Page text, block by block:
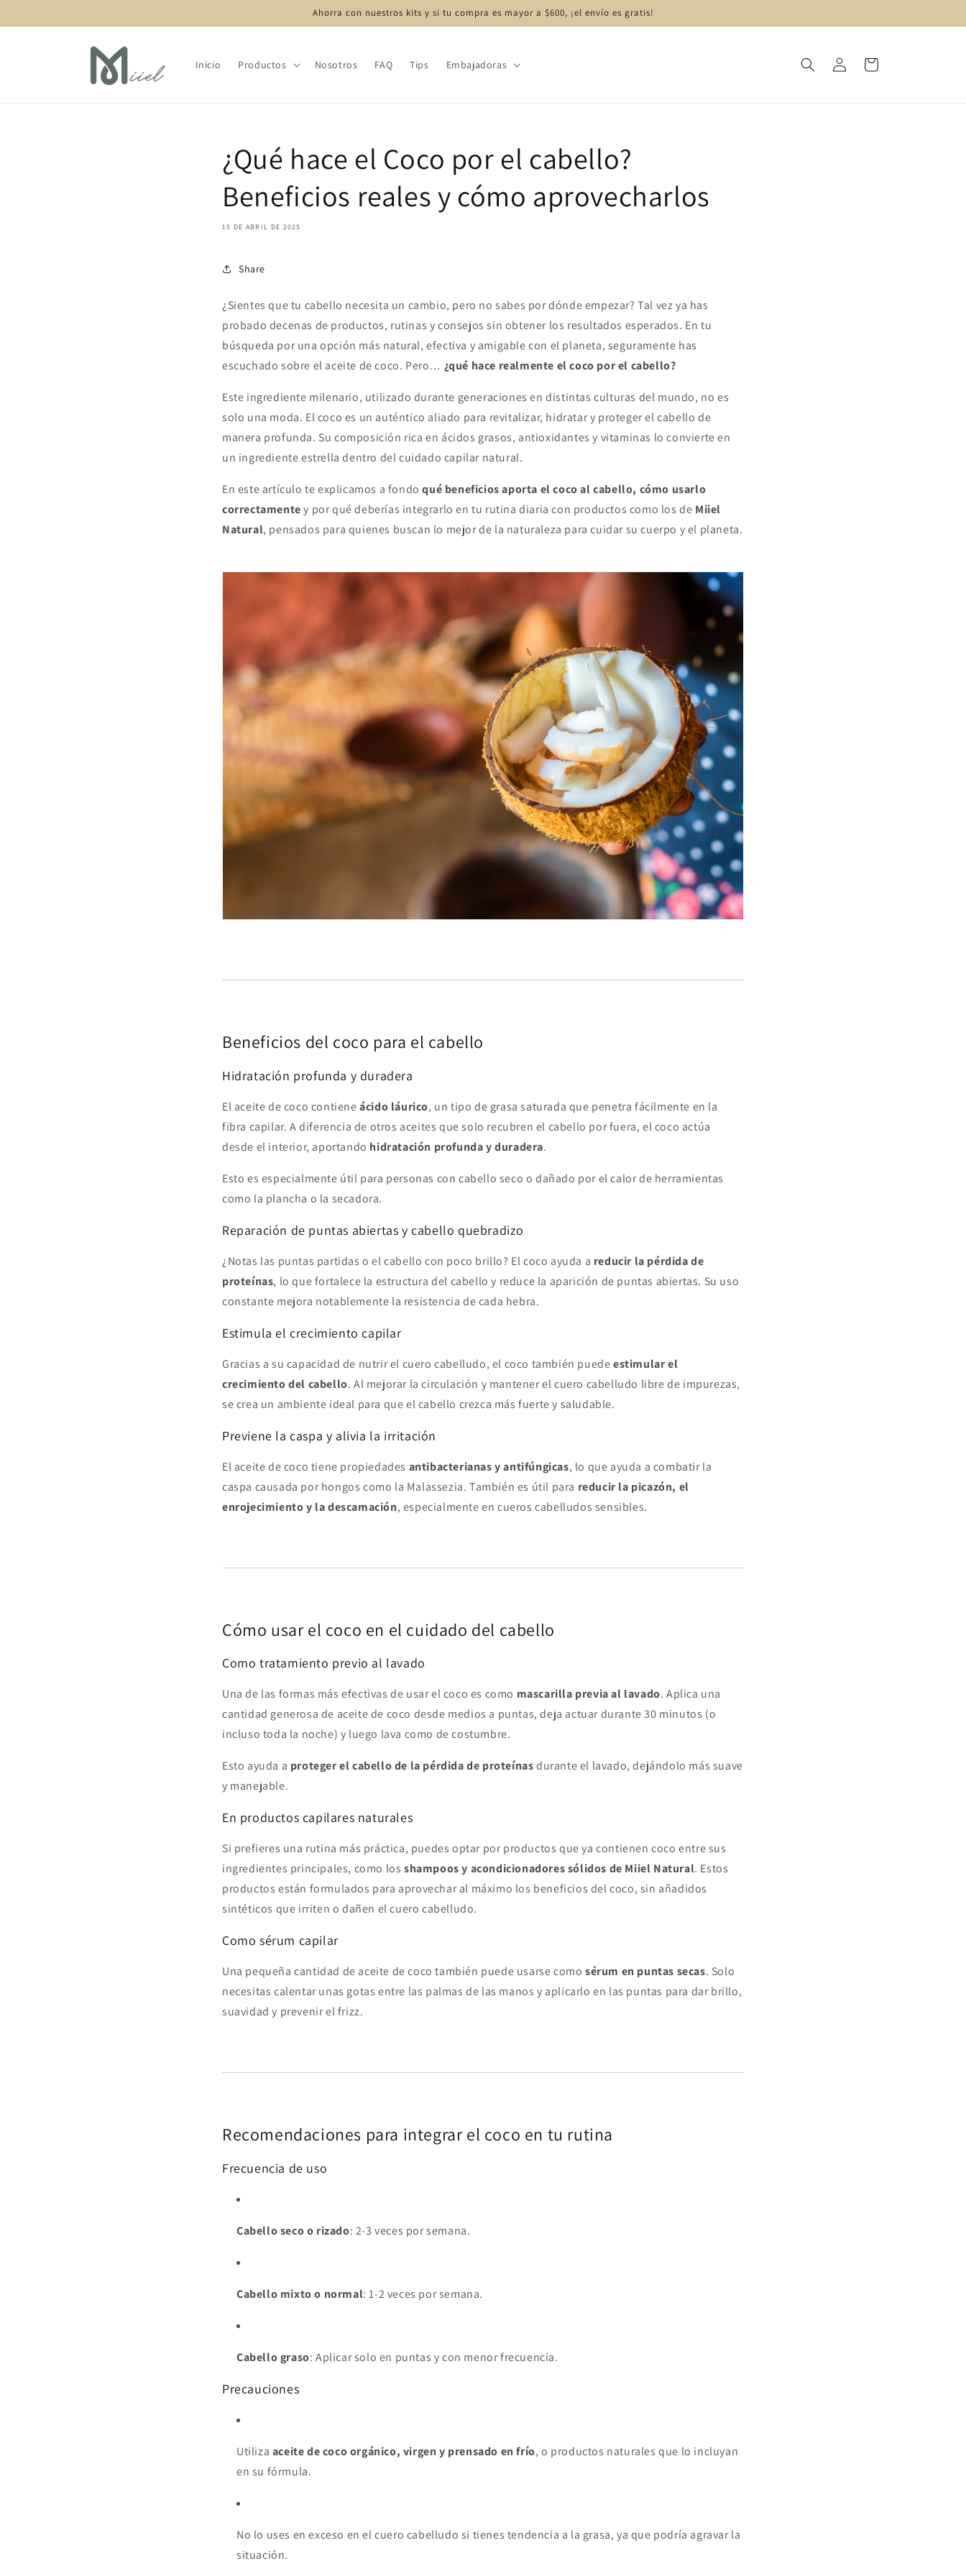
al contenido
Ahorra con nuestros kits y si tu compra es mayor a $600, ¡el envío es gratis!
Inicio Productos Nosotros FAQ Tips Embajadoras
Iniciar
sesión
Carrito
¿Qué hace el Coco por el cabello?
Beneficios reales y cómo aprovecharlos
15 DE ABRIL DE 2025
Share
¿Sientes que tu cabello necesita un cambio, pero no sabes por dónde empezar? Tal vez ya has
probado decenas de productos, rutinas y consejos sin obtener los resultados esperados. En tu
búsqueda por una opción más natural, efectiva y amigable con el planeta, seguramente has
escuchado sobre el aceite de coco. Pero… ¿qué hace realmente el coco por el cabello?
Este ingrediente milenario, utilizado durante generaciones en distintas culturas del mundo, no es
solo una moda. El coco es un auténtico aliado para revitalizar, hidratar y proteger el cabello de
manera profunda. Su composición rica en ácidos grasos, antioxidantes y vitaminas lo convierte en
un ingrediente estrella dentro del cuidado capilar natural.
En este artículo te explicamos a fondoqué beneficios aporta el coco al cabello, cómo usarlo
correctamentey por qué deberías integrarlo en tu rutina diaria con productos como los de Miiel
Natural, pensados para quienes buscan lo mejor de la naturaleza para cuidar su cuerpo y el planeta.
Beneficios del coco para el cabello
Hidratación profunda y duradera
El aceite de coco contieneácido láurico, un tipo de grasa saturada que penetra fácilmente en la
fibra capilar. A diferencia de otros aceites que solo recubren el cabello por fuera, el coco actúa
desde el interior, aportando hidratación profunda y duradera.
Esto es especialmente útil para personas con cabello seco o dañado por el calor de herramientas
como la plancha o la secadora.
Reparación de puntas abiertas y cabello quebradizo
¿Notas las puntas partidas o el cabello con poco brillo? El coco ayuda a reducir la pérdida de
proteínas, lo que fortalece la estructura del cabello y reduce la aparición de puntas abiertas. Su uso
constante mejora notablemente la resistencia de cada hebra.
Estimula el crecimiento capilar
Gracias a su capacidad de nutrir el cuero cabelludo, el coco también puedeestimular el
crecimiento del cabello. Al mejorar la circulación y mantener el cuero cabelludo libre de impurezas,
se crea un ambiente ideal para que el cabello crezca más fuerte y saludable.
Previene la caspa y alivia la irritación
El aceite de coco tiene propiedades antibacterianas y antifúngicas, lo que ayuda a combatir la
caspa causada por hongos como la Malassezia. También es útil para reducir la picazón, el
enrojecimiento y la descamación, especialmente en cueros cabelludos sensibles.
Cómo usar el coco en el cuidado del cabello
Como tratamiento previo al lavado
Una de las formas más efectivas de usar el coco es como mascarilla previa al lavado. Aplica una
cantidad generosa de aceite de coco desde medios a puntas, deja actuar durante 30 minutos (o
incluso toda la noche) y luego lava como de costumbre.
Esto ayuda a proteger el cabello de la pérdida de proteínasdurante el lavado, dejándolo más suave
y manejable.
En productos capilares naturales
Si prefieres una rutina más práctica, puedes optar por productos que ya contienen coco entre sus
ingredientes principales, como losshampoos y acondicionadores sólidos de Miiel Natural. Estos
productos están formulados para aprovechar al máximo los beneficios del coco, sin añadidos
sintéticos que irriten o dañen el cuero cabelludo.
Como sérum capilar
Una pequeña cantidad de aceite de coco también puede usarse como sérum en puntas secas. Solo
necesitas calentar unas gotas entre las palmas de las manos y aplicarlo en las puntas para dar brillo,
suavidad y prevenir el frizz.
Recomendaciones para integrar el coco en tu rutina
Frecuencia de uso
Cabello seco o rizado: 2-3 veces por semana.
Cabello mixto o normal: 1-2 veces por semana.
Cabello graso: Aplicar solo en puntas y con menor frecuencia.
Precauciones
Utiliza aceite de coco orgánico, virgen y prensado en frío, o productos naturales que lo incluyan
en su fórmula.
No lo uses en exceso en el cuero cabelludo si tienes tendencia a la grasa, ya que podría agravar la
situación.